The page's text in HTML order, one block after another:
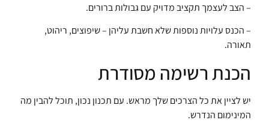
– הצב לעצמך תקציב מדויק עם גבולות ברורים.
– הכנס עלויות נוספות שלא חשבת עליהן – שיפוצים, ריהוט,
תאורה.
הכנת רשימה מסודרת
יש לציין את כל הצרכים שלך מראש. עם תכנון נכון, תוכל להבין מה
המינימום הנדרש.